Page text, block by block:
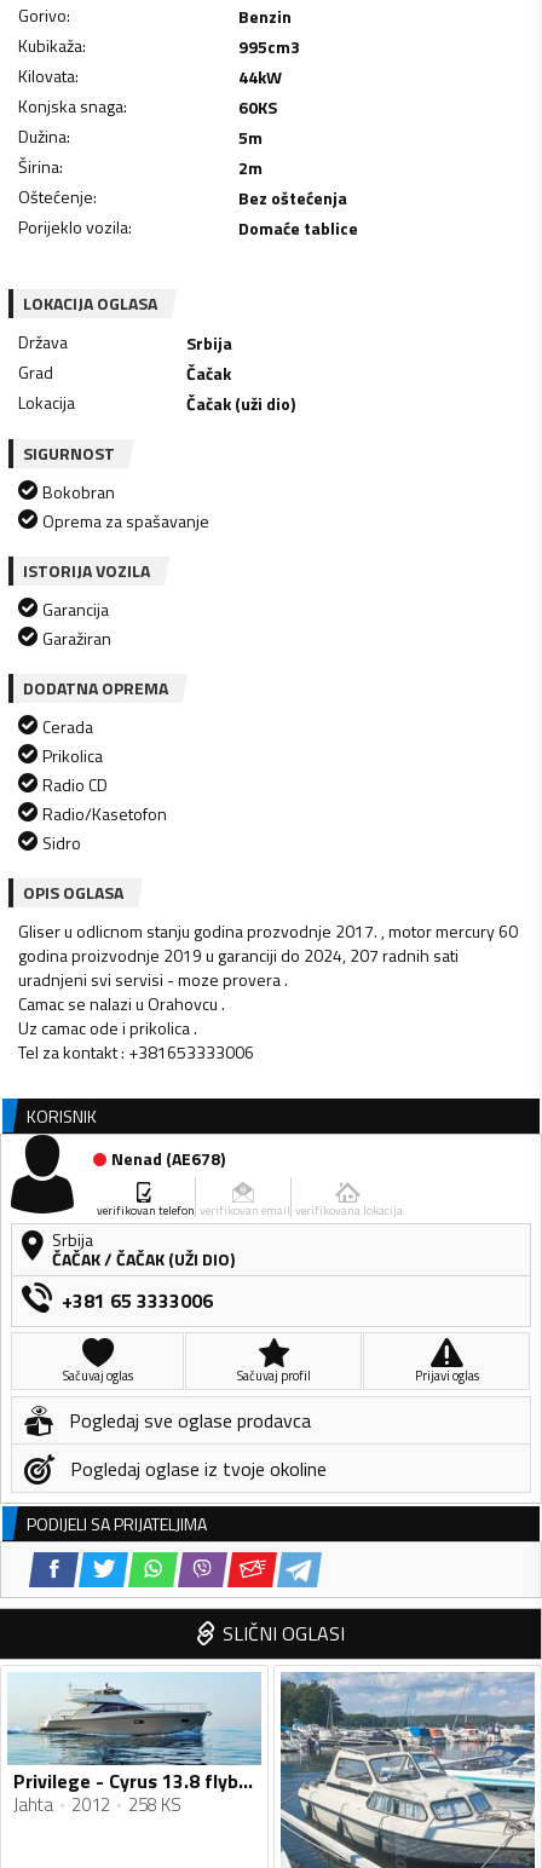
Gorivo:
Benzin
Kubikaža: 995cm3
Kilovata: 44kW
Konjska snaga: 60KS
Dužina: 5m
Širina: 2m
Oštećenje:
Bez oštećenja
Porijeklo vozila: Domaće tablice
LOKACIJA OGLASA
Država
Srbija
Grad
Čačak
Lokacija
Čačak (uži dio)
SIGURNOST
Bokobran
Oprema za spašavanje
ISTORIJA VOZILA
Garancija
Garažiran
DODATNA OPREMA
Cerada
Prikolica
Radio CD
Radio/Kasetofon
Sidro
OPIS OGLASA
Gliser u odlicnom stanju godina prozvodnje 2017. , motor mercury 60
godina proizvodnje 2019 u garanciji do 2024, 207 radnih sati
uradnjeni svi servisi - moze provera .
Camac se nalazi u Orahovcu .
Uz camac ode i prikolica .
Tel za kontakt : +381653333006
KORISNIK
Nenad (AE678)
verifikovan telefon verifikovan email verifikovana lokacija
Srbija
ČAČAK/ČAČAK (UŽI DIO)
+381 65 3333006
Sačuvaj oglas Sačuvaj profil Prijavi oglas
Pogledaj sve oglase prodavca
Pogledaj oglase iz tvoje okoline
PODIJELI SA PRIJATELJIMA
SLIČNI OGLASI
Privilege - Cyrus 13.8 flybridge
Jahta 2012 258 KS